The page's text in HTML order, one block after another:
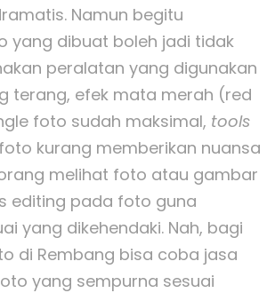
Namun begitu
yang dibuat boleh jadi tidak
peralatan yang digunakan
terang, efek mata merah (red
foto sudah maksimal, tools
kurang memberikan nuansa
melihat foto atau gambar
editing pada foto guna
yang dikehendaki. Nah, bagi
di Rembang bisa coba jasa
yang sempurna sesuai